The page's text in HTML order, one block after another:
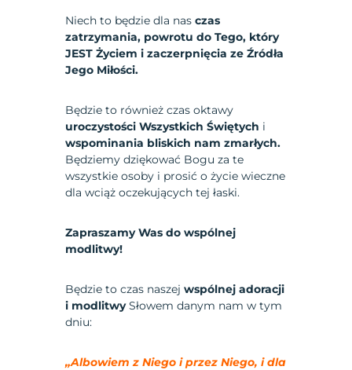
Niech to będzie dla nasczas
zatrzymania, powrotu do Tego, który
JEST Życiem i zaczerpnięcia ze Źródła
Jego Miłości.
Będzie to również czas oktawy
uroczystości Wszystkich Świętych i
wspominania bliskich nam zmarłych.
Będziemy dziękować Bogu za te
wszystkie osoby i prosić o życie wieczne
dla wciąż oczekujących tej łaski.
Zapraszamy Was do wspólnej
modlitwy!
Będzie to czas naszejwspólnej adoracji
i modlitwySłowem danym nam w tym
dniu:
„Albowiem z Niego i przez Niego, i dla